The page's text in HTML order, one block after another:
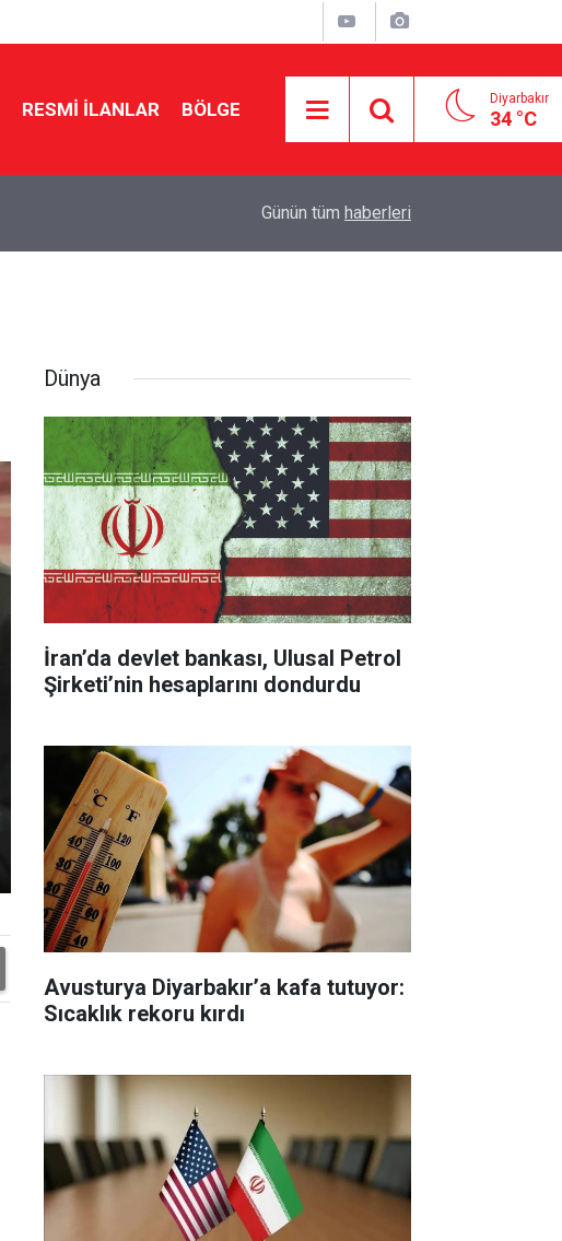
RESMI İLANLAR BÖLGE Diyarbakır
34 °C
Çerçeve yasada kritik rol oynayacak: MGK
Günün tüm haberleri
Dünya
İran’da devlet bankası, Ulusal Petrol
Şirketi’nin hesaplarını dondurdu
Avusturya Diyarbakır’a kafa tutuyor:
Sıcaklık rekoru kırdı